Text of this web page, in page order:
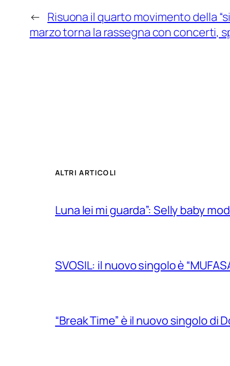
← Risuona il quarto movimento della
marzo torna la rassegna con concerti,
ALTRI ARTICOLI
Luna lei mi guarda”: Selly baby
SVOSIL: il nuovo singolo è
“Break Time” è il nuovo singolo di